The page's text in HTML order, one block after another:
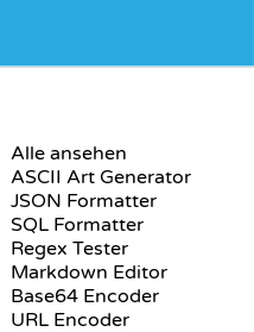
Alle ansehen
ASCII Art Generator
JSON Formatter
SQL Formatter
Regex Tester
Markdown Editor
Base64 Encoder
URL Encoder